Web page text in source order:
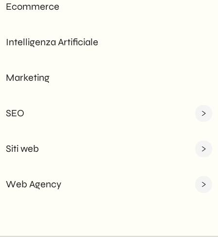
Ecommerce
Intelligenza Artificiale
Marketing
SEO
Siti web
Web Agency